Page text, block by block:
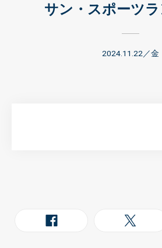
サン・スポーツ
2024.11.22／金